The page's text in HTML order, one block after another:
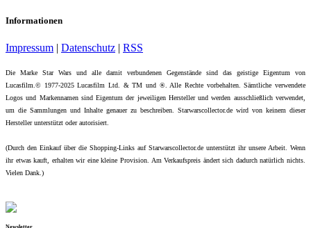
Informationen
Impressum | Datenschutz | RSS
Die Marke Star Wars und alle damit verbundenen Gegenstände sind das geistige Eigentum von
Lucasfilm.© 1977-2025 Lucasfilm Ltd. & TM und ®. Alle Rechte vorbehalten. Sämtliche verwendete
Logos und Markennamen sind Eigentum der jeweiligen Hersteller und werden ausschließlich verwendet,
um die Sammlungen und Inhalte genauer zu beschreiben. Starwarscollector.de wird von keinem dieser
Hersteller unterstützt oder autorisiert.
(Durch den Einkauf über die Shopping-Links auf Starwarscollector.de unterstützt ihr unsere Arbeit. Wenn
ihr etwas kauft, erhalten wir eine kleine Provision. Am Verkaufspreis ändert sich dadurch natürlich nichts.
Vielen Dank.)